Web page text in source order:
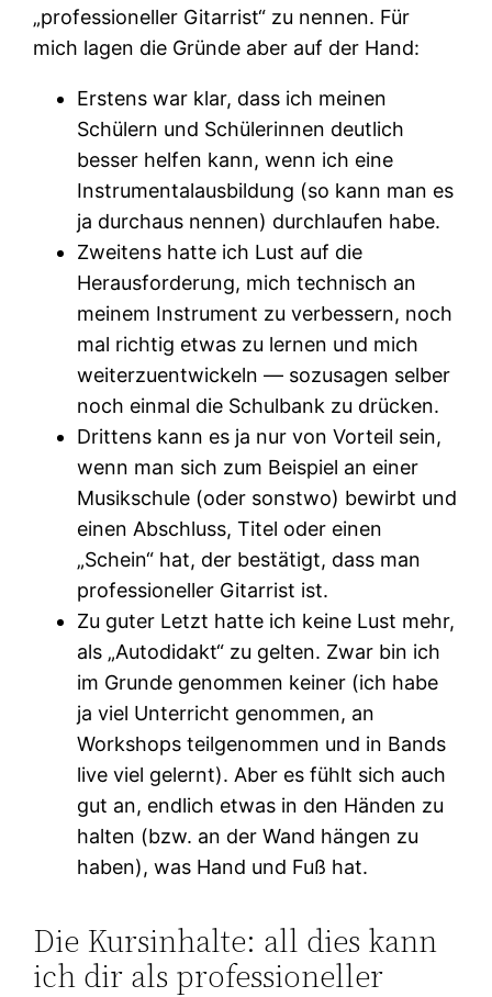
„professioneller Gitarrist“ zu nennen. Für
mich lagen die Gründe aber auf der Hand:
Erstens war klar, dass ich meinen
Schülern und Schülerinnen deutlich
besser helfen kann, wenn ich eine
Instrumentalausbildung (so kann man es
ja durchaus nennen) durchlaufen habe.
Zweitens hatte ich Lust auf die
Herausforderung, mich technisch an
meinem Instrument zu verbessern, noch
mal richtig etwas zu lernen und mich
weiterzuentwickeln — sozusagen selber
noch einmal die Schulbank zu drücken.
Drittens kann es ja nur von Vorteil sein,
wenn man sich zum Beispiel an einer
Musikschule (oder sonstwo) bewirbt und
einen Abschluss, Titel oder einen
„Schein“ hat, der bestätigt, dass man
professioneller Gitarrist ist.
Zu guter Letzt hatte ich keine Lust mehr,
als „Autodidakt“ zu gelten. Zwar bin ich
im Grunde genommen keiner (ich habe
ja viel Unterricht genommen, an
Workshops teilgenommen und in Bands
live viel gelernt). Aber es fühlt sich auch
gut an, endlich etwas in den Händen zu
halten (bzw. an der Wand hängen zu
haben), was Hand und Fuß hat.
Die Kursinhalte: all dies kann
ich dir als professioneller